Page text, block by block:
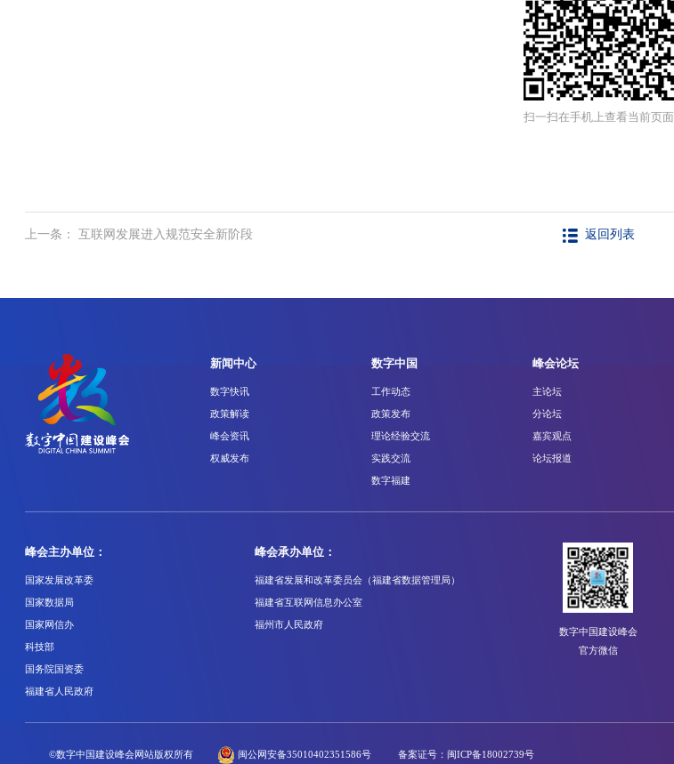
扫一扫在手机上查看当前页面
上一条： 互联网发展进入规范安全新阶段 返回列表
新闻中心
数字快讯
政策解读
峰会资讯
权威发布
数字中国
工作动态
政策发布
理论经验交流
实践交流
数字福建
峰会论坛
主论坛
分论坛
嘉宾观点
论坛报道
峰会主办单位：
国家发展改革委
国家数据局
国家网信办
科技部
国务院国资委
福建省人民政府
峰会承办单位：
福建省发展和改革委员会（福建省数据管理局）
福建省互联网信息办公室
福州市人民政府
数字中国建设峰会
官方微信
©数字中国建设峰会网站版权所有 闽公网安备35010402351586号 备案证号：闽ICP备18002739号